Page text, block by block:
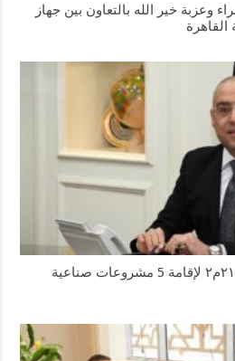
وعزبة خير الله بالتعاون بين جهاز
وزير الإسكان: تخصيص ٢١٠٤٥م٢ لإقامة 5 مشروعات صناعية